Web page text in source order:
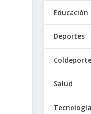
Educación
Deportes
Salud
Tecnología